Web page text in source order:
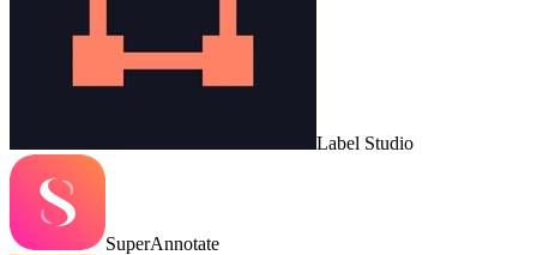
Label Studio
SuperAnnotate